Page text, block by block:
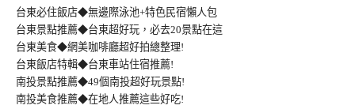
台東必住飯店◆無邊際泳池+特色民宿懶人包
台東景點推薦◆台東超好玩，必去20景點在這
台東美食◆網美咖啡廳超好拍總整理!
台東飯店特輯◆台東車站住宿推薦!
南投景點推薦◆49個南投超好玩景點!
南投美食推薦◆在地人推薦這些好吃!